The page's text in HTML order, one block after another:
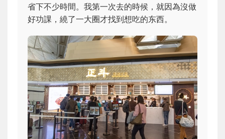
省下不少時間。我第一次去的時候，就因為沒做
好功課，繞了一大圈才找到想吃的东西。